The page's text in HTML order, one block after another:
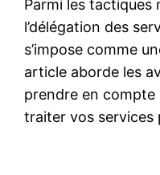
Parmi les tactiques
l’délégation des
s’impose comme
article aborde les
prendre en
traiter vos services